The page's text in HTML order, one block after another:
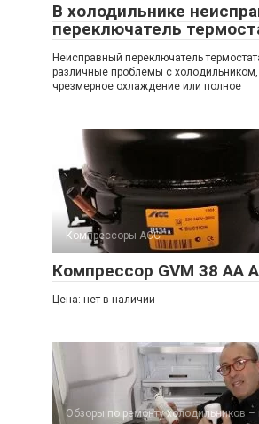
В холодильнике
переключатель
Неисправный переключатель
различные проблемы с
чрезмерное охлаждение или полное
Компрессоры ACC
Компрессор GVM 38 AA
Цена: нет в наличии
Обзоры по ремонту холодильников –